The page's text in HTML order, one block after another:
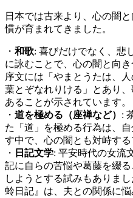
日本では古来より、心の闇
慣が育まれてきました。
・ 和歌: 喜びだけでなく、悲
に詠むことで、心の闇と向
序文には「やまとうたは、
葉とぞなれりける」とあり
あることが示されています。
・ 道を極める（座禅など） :
た「道」を極める行為は、
す中で、心の闇とも対峙する
・ 日記文学: 平安時代の女流
記に自らの苦悩や葛藤を綴
しようとする試みもありま
蛉日記』は、夫との関係に